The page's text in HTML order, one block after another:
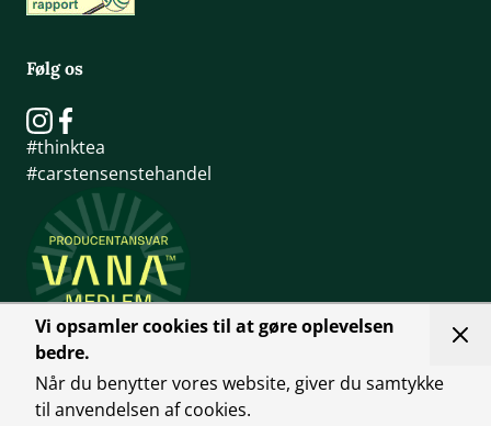
Vi opsamler cookies til at gøre oplevelsen
bedre.
Når du benytter vores website, giver du samtykke
til anvendelsen af cookies.
Følg os
#thinktea
#carstensenstehandel